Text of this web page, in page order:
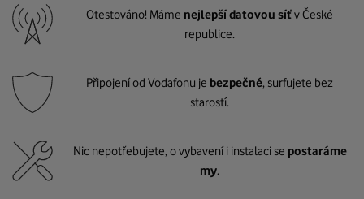
Otestováno! Máme nejlepší datovou síťv České
republice.
Připojení od Vodafonu je bezpečné, surfujete bez
starostí.
Nic nepotřebujete, o vybavení i instalaci se postaráme
my.